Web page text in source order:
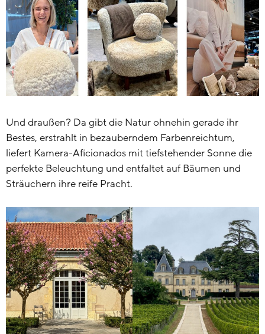
Und draußen? Da gibt die Natur ohnehin gerade ihr
Bestes, erstrahlt in bezauberndem Farbenreichtum,
liefert Kamera-Aficionados mit tiefstehender Sonne die
perfekte Beleuchtung und entfaltet auf Bäumen und
Sträuchern ihre reife Pracht.